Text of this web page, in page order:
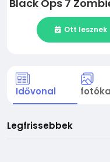
Black Ops 7
Ott lesznek
Idővonal
Legfrissebbek